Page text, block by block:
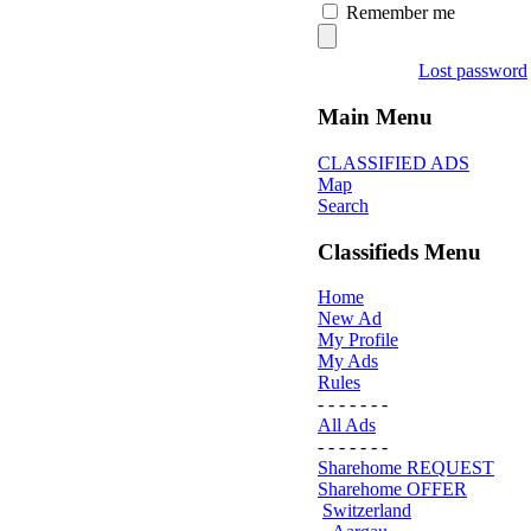
Remember me
Lost password
Main Menu
CLASSIFIED ADS
Map
Search
Classifieds Menu
Home
New Ad
My Profile
My Ads
Rules
- - - - - - -
All Ads
- - - - - - -
Sharehome REQUEST
Sharehome OFFER
Switzerland